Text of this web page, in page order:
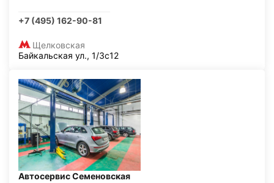
+7 (495) 162-90-81
Щелковская
Байкальская ул., 1/3с12
Автосервис Семеновская